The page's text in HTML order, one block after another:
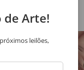
de Arte!
leilões,